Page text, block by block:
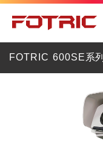
FOTRIC 600SE系列